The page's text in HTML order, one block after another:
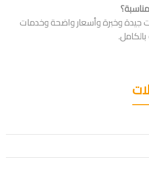
جيدة وخبرة وأسعار واضحة وخدمات